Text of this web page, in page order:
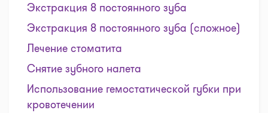
Экстракция 8 постоянного зуба
Экстракция 8 постоянного зуба (сложное)
Лечение стоматита
Снятие зубного налета
Использование гемостатической губки при
кровотечении